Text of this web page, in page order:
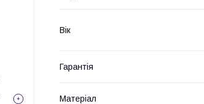
Вік
Гарантія
Матеріал